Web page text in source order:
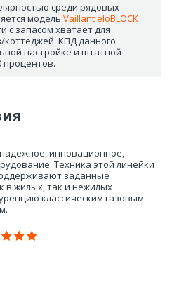
среди рядовых
модель Vaillant eloBLOCK
с запасом хватает для
КПД данного
настройке и штатной
процентов.
надежное, инновационное,
Техника этой линейки
заданные
в жилых, так и нежилых
классическим газовым